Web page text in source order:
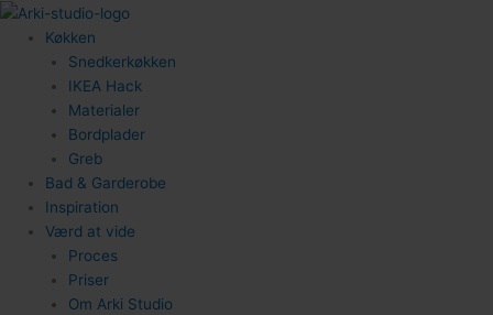
Gå
indholdet
Køkken
Snedkerkøkken
IKEA Hack
Materialer
Bordplader
Greb
Bad & Garderobe
Inspiration
Værd at vide
Proces
Priser
Om Arki Studio